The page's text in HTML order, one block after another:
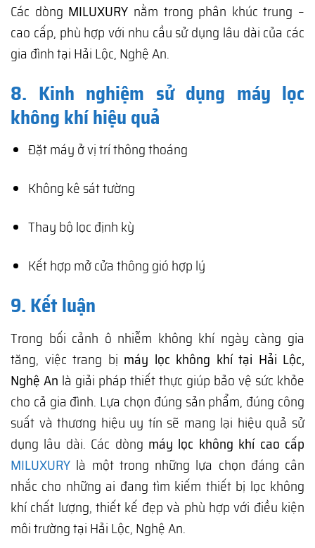
Các dòng MILUXURY nằm trong phân khúc trung –
cao cấp, phù hợp với nhu cầu sử dụng lâu dài của các
gia đình tại Hải Lộc, Nghệ An.
8. Kinh nghiệm sử dụng máy lọc
không khí hiệu quả
Đặt máy ở vị trí thông thoáng
Không kê sát tường
Thay bộ lọc định kỳ
Kết hợp mở cửa thông gió hợp lý
9. Kết luận
Trong bối cảnh ô nhiễm không khí ngày càng gia
tăng, việc trang bị máy lọc không khí tại Hải Lộc,
Nghệ An là giải pháp thiết thực giúp bảo vệ sức khỏe
cho cả gia đình. Lựa chọn đúng sản phẩm, đúng công
suất và thương hiệu uy tín sẽ mang lại hiệu quả sử
dụng lâu dài. Các dòng máy lọc không khí cao cấp
MILUXURY là một trong những lựa chọn đáng cân
nhắc cho những ai đang tìm kiếm thiết bị lọc không
khí chất lượng, thiết kế đẹp và phù hợp với điều kiện
môi trường tại Hải Lộc, Nghệ An.